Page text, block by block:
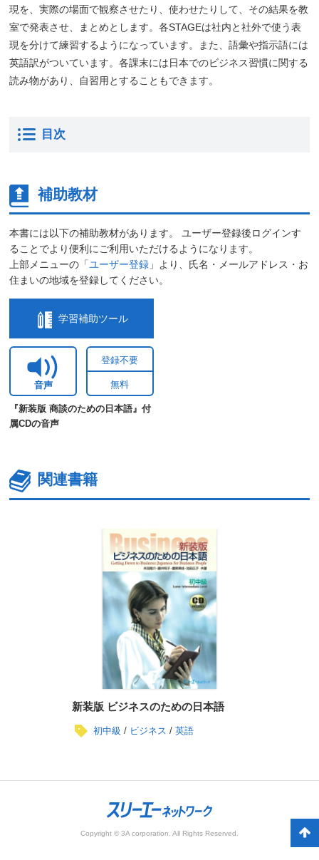
現を、実際の場面で観察させたり、使わせたりして、その結果を教
室で発表させ、まとめとします。各STAGEは社内と社外で使う表
現を分けて練習するようになっています。また、語彙や指示語には
英語訳がついています。各課末には日本でのビジネス習慣に関する
読み物があり、自習用とすることもできます。
目次
補助教材
本書には以下の補助教材があります。 ユーザー登録後ログインす
ることでより便利にご利用いただけるようになります。
上部メニューの「ユーザー登録 」より、氏名・メールアドレス・お
住まいの地域を登録してください。
学習補助ツール
音声
登録不要
無料
『新装版 商談のための日本語』付
属CDの音声
関連書籍
新装版 ビジネスのための日本語
初中級 ビジネス 英語
Copyright © 3A corporation. All Rights Reserved.